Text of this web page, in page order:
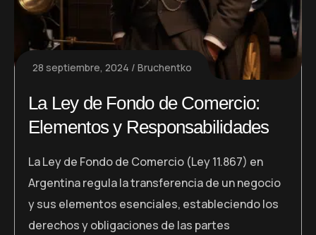
28 septiembre, 2024 Bruchentko
La Ley de Fondo de Comercio:
Elementos y Responsabilidades
La Ley de Fondo de Comercio (Ley 11.867) en
Argentina regula la transferencia de un negocio
y sus elementos esenciales, estableciendo los
derechos y obligaciones de las partes